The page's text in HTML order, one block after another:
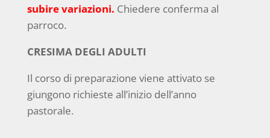
subire variazioni. Chiedere conferma al
parroco.
CRESIMA DEGLI ADULTI
Il corso di preparazione viene attivato se
giungono richieste all’inizio dell’anno
pastorale.